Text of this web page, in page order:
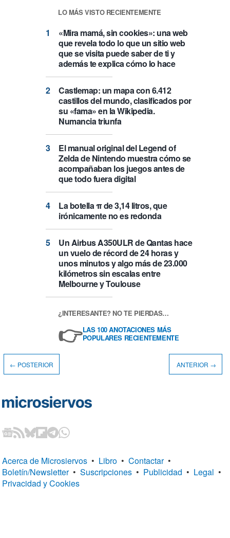
LO MÁS VISTO RECIENTEMENTE
«Mira mamá, sin cookies»: una web
que revela todo lo que un sitio web
que se visita puede saber de ti y
además te explica cómo lo hace
Castlemap: un mapa con 6.412
castillos del mundo, clasificados por
su «fama» en la Wikipedia.
Numancia triunfa
El manual original del Legend of
Zelda de Nintendo muestra cómo se
acompañaban los juegos antes de
que todo fuera digital
La botella π de 3,14 litros, que
irónicamente no es redonda
Un Airbus A350ULR de Qantas hace
un vuelo de récord de 24 horas y
unos minutos y algo más de 23.000
kilómetros sin escalas entre
Melbourne y Toulouse
¿INTERESANTE? NO TE PIERDAS…
👉LAS 100 ANOTACIONES MÁS
POPULARES RECIENTEMENTE
← POSTERIOR ANTERIOR →
Acerca de Microsiervos • Libro • Contactar •
Boletín/Newsletter • Suscripciones • Publicidad • Legal •
Privacidad y Cookies